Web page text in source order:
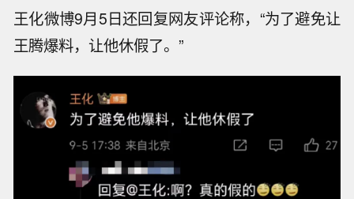
王化微博9月5日还回复网友评论称，“为了避免让
王腾爆料，让他休假了。”